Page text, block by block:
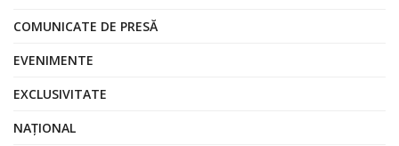
COMUNICATE DE PRESĂ
EVENIMENTE
EXCLUSIVITATE
NAȚIONAL